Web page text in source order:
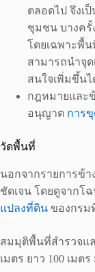
ตลอดไป จึงเ
ชุมชน บางครั้
โดยเฉพาะพื้น
สามารถนำจุ
สนใจเพิ่มขึ้นไ
กฎหมายและ
อนุญาต การ
วัดพื้นที่
นอกจากรายการข้
ชัดเจน โดยดูจากโ
แปลงที่ดิน ของกรม
สมมุติพื้นที่สำรวจแ
เมตร ยาว 100 เม